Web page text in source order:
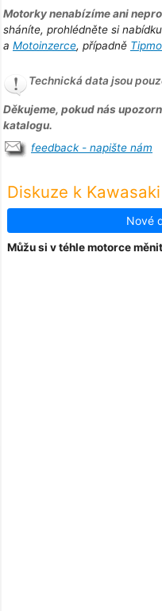
Motorky nenabízíme ani
sháníte, prohlédněte si
a Motoinzerce, případně
Technická data jsou
Děkujeme, pokud nás
katalogu.
feedback - napište nám
Diskuze k
Nové
Můžu si v téhle motorce